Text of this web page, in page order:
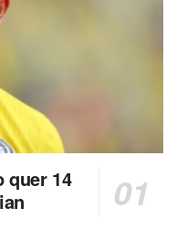
quer 14